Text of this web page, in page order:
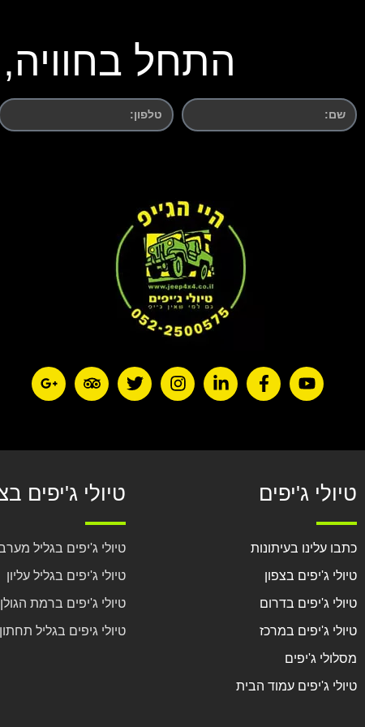
התחל
טיולי ג'יפים
כתבו עלינו בעיתונות
טיולי ג'יפים בצפון
טיולי ג'יפים בדרום
טיולי ג'יפים במרכז
מסלולי ג'יפים
טיולי ג'יפים עמוד הבית
טיולי ג'יפים
טיולי ג'יפים בגליל
טיולי ג'יפים בגליל עליון
טיולי ג'יפים ברמת הגולן
טיולי גיפים בגליל תחתון